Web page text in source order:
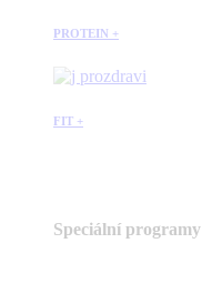
PROTEIN +
FIT +
Speciální programy